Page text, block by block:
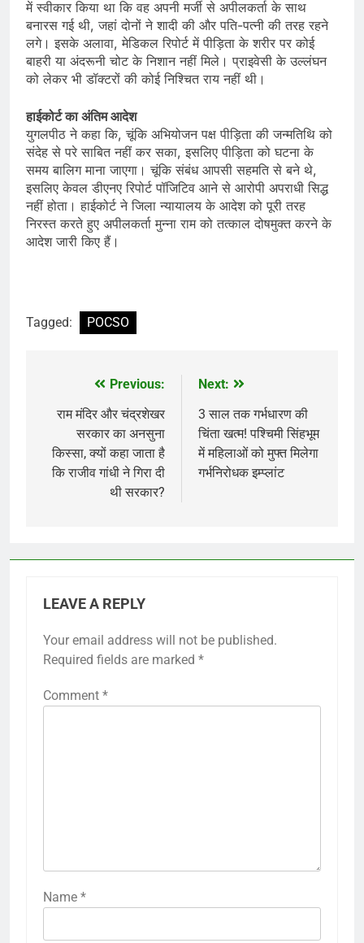
में स्वीकार किया था कि वह अपनी मर्जी से अपीलकर्ता के साथ
बनारस गई थी, जहां दोनों ने शादी की और पति-पत्नी की तरह रहने
लगे। इसके अलावा, मेडिकल रिपोर्ट में पीड़िता के शरीर पर कोई
बाहरी या अंदरूनी चोट के निशान नहीं मिले। प्राइवेसी के उल्लंघन
को लेकर भी डॉक्टरों की कोई निश्चित राय नहीं थी।
हाईकोर्ट का अंतिम आदेश
युगलपीठ ने कहा कि, चूंकि अभियोजन पक्ष पीड़िता की जन्मतिथि को
संदेह से परे साबित नहीं कर सका, इसलिए पीड़िता को घटना के
समय बालिग माना जाएगा। चूंकि संबंध आपसी सहमति से बने थे,
इसलिए केवल डीएनए रिपोर्ट पॉजिटिव आने से आरोपी अपराधी सिद्ध
नहीं होता। हाईकोर्ट ने जिला न्यायालय के आदेश को पूरी तरह
निरस्त करते हुए अपीलकर्ता मुन्ना राम को तत्काल दोषमुक्त करने के
आदेश जारी किए हैं।
Tagged: POCSO
navigation
Previous:
राम मंदिर और चंद्रशेखर
सरकार का अनसुना
किस्सा, क्यों कहा जाता है
कि राजीव गांधी ने गिरा दी
थी सरकार?
Next:
3 साल तक गर्भधारण की
चिंता खत्म! पश्चिमी सिंहभूम
में महिलाओं को मुफ्त मिलेगा
गर्भनिरोधक इम्प्लांट
LEAVE A REPLY
Your email address will not be published.
Required fields are marked *
Comment *
Name *